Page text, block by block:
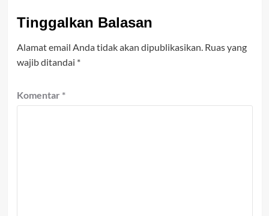
Tinggalkan Balasan
Alamat email Anda tidak akan dipublikasikan. Ruas yang
wajib ditandai *
Komentar *